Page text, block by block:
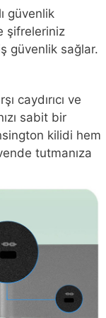
güvenlik
şifreleriniz
güvenlik sağlar.
caydırıcı ve
sabit bir
kilidi hem
tutmanıza